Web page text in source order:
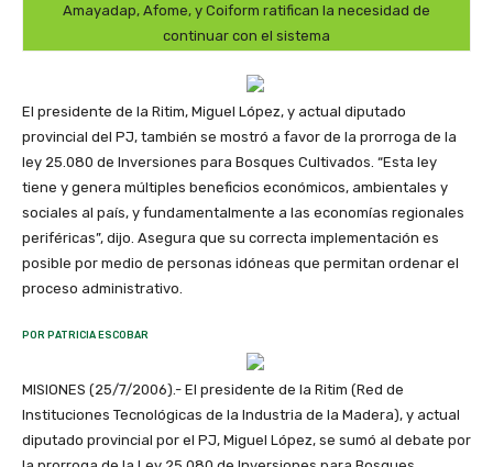
Amayadap, Afome, y Coiform ratifican la necesidad de
continuar con el sistema
El presidente de la Ritim, Miguel López, y actual diputado
provincial del PJ, también se mostró a favor de la prorroga de la
ley 25.080 de Inversiones para Bosques Cultivados. “Esta ley
tiene y genera múltiples beneficios económicos, ambientales y
sociales al país, y fundamentalmente a las economías regionales
periféricas”, dijo. Asegura que su correcta implementación es
posible por medio de personas idóneas que permitan ordenar el
proceso administrativo.
POR PATRICIA ESCOBAR
MISIONES (25/7/2006).- El presidente de la Ritim (Red de
Instituciones Tecnológicas de la Industria de la Madera), y actual
diputado provincial por el PJ, Miguel López, se sumó al debate por